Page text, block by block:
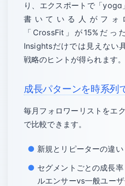
り、エクスポートで「yoga
書いている人がフォ
「CrossFit」が15%だっ
Insightsだけでは見えない
戦略のヒントが得られます。
成長パターンを時系列
毎月フォロワーリストをエ
で比較できます。
新規とリピーターの違い
セグメントごとの成長
ルエンサーvs一般ユーザ